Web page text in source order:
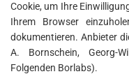
Cookie, um Ihre
Ihrem Browser
dokumentieren. Anbieter
A. Bornschein, Georg-
Folgenden Borlabs).